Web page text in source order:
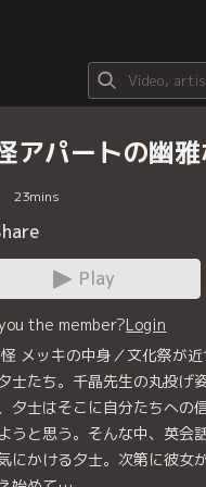
アパートの幽
23mins
Play
the member?Login
メッキの中身／文化祭が
士たち。千晶先生の丸投げ
夕士はそこに自分たちへの
うと思う。そんな中、英会
にかける夕士。次第に彼女